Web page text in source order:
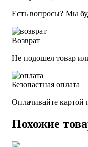
Есть вопросы? Мы
Возврат
Не подошел товар
Безопастная оплата
Оплачивайте картой
Похожие